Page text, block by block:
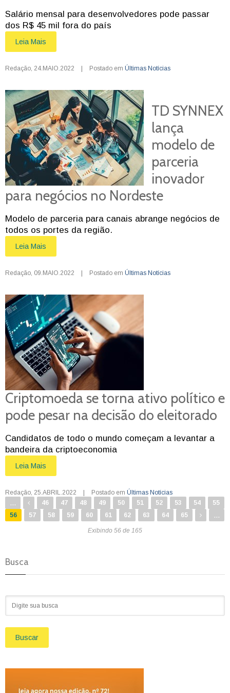
Salário mensal para desenvolvedores pode passar
dos R$ 45 mil fora do país
Leia Mais
Redação 24.MAIO.2022 | Postado em Últimas Notícias
TD SYNNEX
lança
modelo de
parceria
inovador
para negócios no Nordeste
Modelo de parceria para canais abrange negócios de
todos os portes da região.
Leia Mais
Redação 09.MAIO.2022 | Postado em Últimas Notícias
Criptomoeda se torna ativo político e
pode pesar na decisão do eleitorado
Candidatos de todo o mundo começam a levantar a
bandeira da criptoeconomia
Leia Mais
Redação 25.ABRIL.2022 | Postado em Últimas Notícias
... 46 47 48 49 50 51 52 53 54
55
56
57 58 59 60 61 62 63 64 65 ...
Exibindo 56 de 165
Busca
Buscar